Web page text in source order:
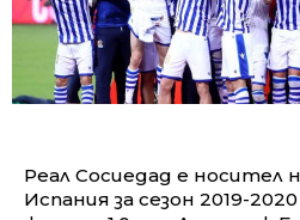
Реал Сосиедад е носител
Испания за сезон 2019-